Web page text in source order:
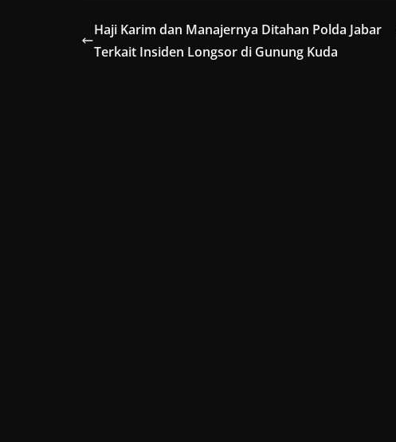
Haji Karim dan Manajernya Ditahan Polda Jabar
Terkait Insiden Longsor di Gunung Kuda